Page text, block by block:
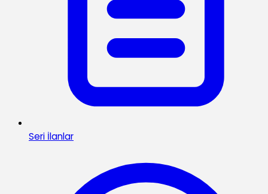
Seri İlanlar